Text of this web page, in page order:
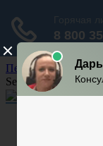
Перейти к
Search for: